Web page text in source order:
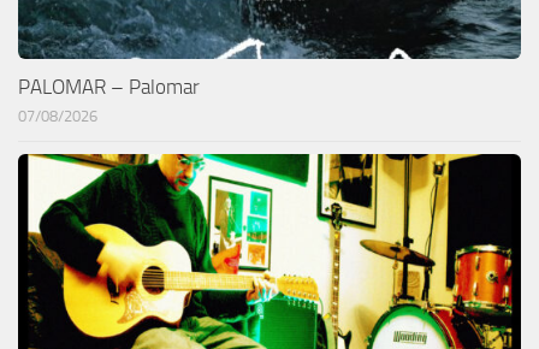
PALOMAR – Palomar
07/08/2026